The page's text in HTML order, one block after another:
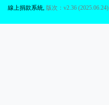
線上捐款系統 版次：v2.36 (2025.06.24)